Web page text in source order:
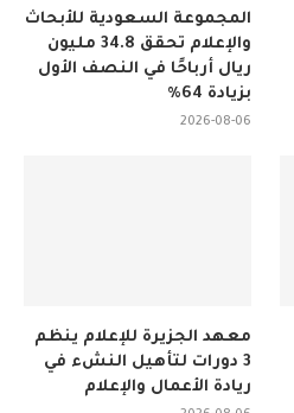
المجموعة السعودية للأبحاث
والإعلام تحقق 34.8 مليون
ريال أرباحًا في النصف الأول
بزيادة 64%
2026-08-06
معهد الجزيرة للإعلام ينظم
3 دورات لتأهيل النشء في
ريادة الأعمال والإعلام